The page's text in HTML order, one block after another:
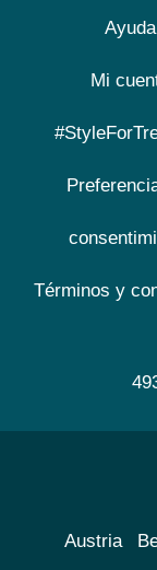
Ayuda
Mi
Términos y
Austria